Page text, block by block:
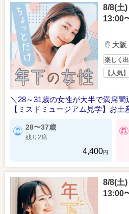
8/8(土)
13:00
大阪
楽しく
【人気
＼28～31歳の女性が大半で満席
【ミスドミュージアム見学】お土
28〜37歳
残り2席
4,400円
8/8(土)
13:00